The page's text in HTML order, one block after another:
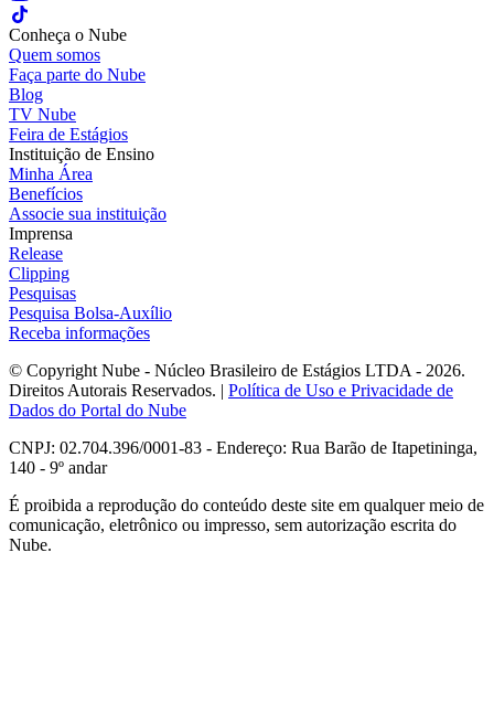
Conheça o Nube
Quem somos
Faça parte do Nube
Blog
TV Nube
Feira de Estágios
Instituição de Ensino
Minha Área
Benefícios
Associe sua instituição
Imprensa
Release
Clipping
Pesquisas
Pesquisa Bolsa-Auxílio
Receba informações
© Copyright Nube - Núcleo Brasileiro de Estágios LTDA - 2026.
Direitos Autorais Reservados. | Política de Uso e Privacidade de
Dados do Portal do Nube
CNPJ: 02.704.396/0001-83 - Endereço: Rua Barão de Itapetininga,
140 - 9º andar
É proibida a reprodução do conteúdo deste site em qualquer meio de
comunicação, eletrônico ou impresso, sem autorização escrita do
Nube.